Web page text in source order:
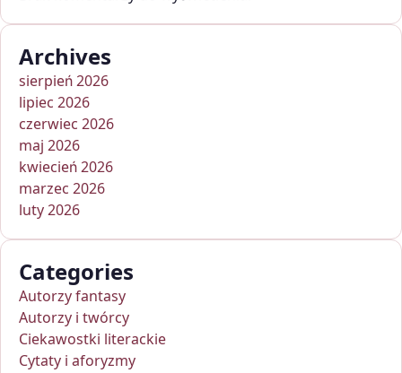
Archives
sierpień 2026
lipiec 2026
czerwiec 2026
maj 2026
kwiecień 2026
marzec 2026
luty 2026
Categories
Autorzy fantasy
Autorzy i twórcy
Ciekawostki literackie
Cytaty i aforyzmy